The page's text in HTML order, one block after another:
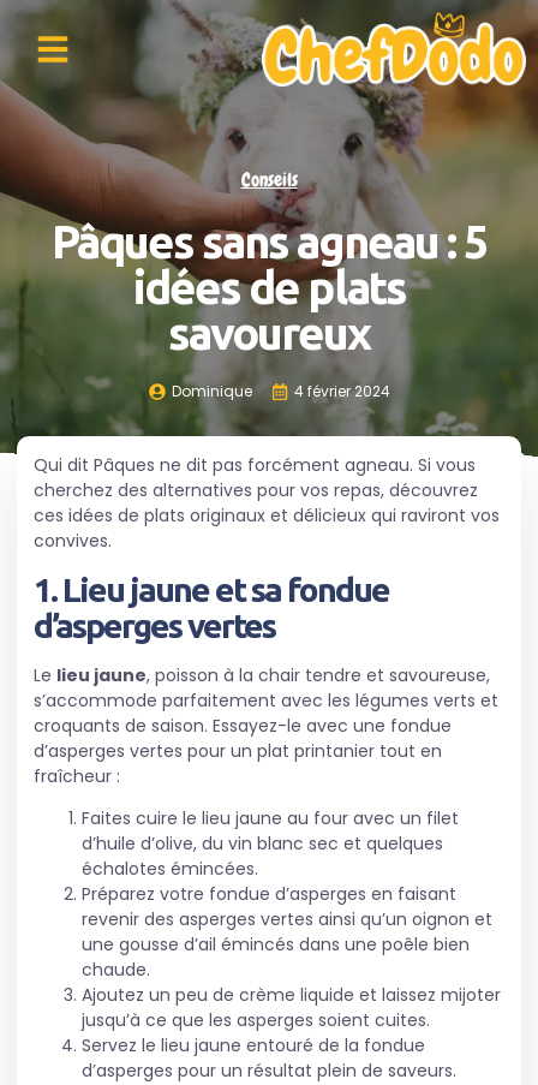
Conseils
Pâques sans agneau : 5
idées de plats
savoureux
Dominique 4 février 2024
Qui dit Pâques ne dit pas forcément agneau. Si vous
cherchez des alternatives pour vos repas, découvrez
ces idées de plats originaux et délicieux qui raviront vos
convives.
1. Lieu jaune et sa fondue
d’asperges vertes
Le lieu jaune, poisson à la chair tendre et savoureuse,
s’accommode parfaitement avec les légumes verts et
croquants de saison. Essayez-le avec une fondue
d’asperges vertes pour un plat printanier tout en
fraîcheur :
Faites cuire le lieu jaune au four avec un filet
d’huile d’olive, du vin blanc sec et quelques
échalotes émincées.
Préparez votre fondue d’asperges en faisant
revenir des asperges vertes ainsi qu’un oignon et
une gousse d’ail émincés dans une poêle bien
chaude.
Ajoutez un peu de crème liquide et laissez mijoter
jusqu’à ce que les asperges soient cuites.
Servez le lieu jaune entouré de la fondue
d’asperges pour un résultat plein de saveurs.